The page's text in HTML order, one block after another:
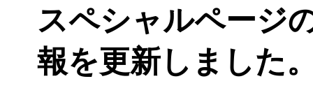
スペシャルページ
報を更新しました